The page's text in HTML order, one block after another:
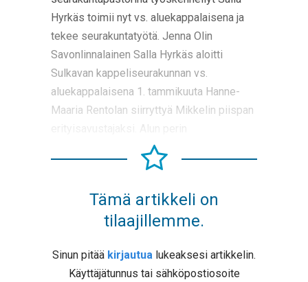
Hyrkäs toimii nyt vs. aluekappalaisena ja
tekee seurakuntatyötä. Jenna Olin
Savonlinnalainen Salla Hyrkäs aloitti
Sulkavan kappeliseurakunnan vs.
aluekappalaisena 1. tammikuuta Hanne-
Maaria Rentolan siirryttyä Mikkelin piispan
Tämä artikkeli on
tilaajillemme.
Sinun pitää kirjautua lukeaksesi artikkelin.
Käyttäjätunnus tai sähköpostiosoite